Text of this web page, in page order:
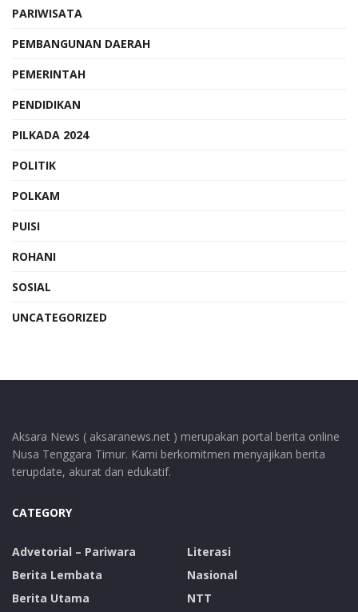
PARIWISATA
PEMBANGUNAN DAERAH
PEMERINTAH
PENDIDIKAN
PILKADA 2024
POLITIK
POLKAM
PUISI
ROHANI
SOSIAL
UNCATEGORIZED
Aksara News ( aksaranews.net ) merupakan portal berita online
Nusa Tenggara Timur. Kami berkomitmen menyajikan berita
terupdate, akurat dan edukatif.
CATEGORY
Advetorial – Pariwara
Berita Lembata
Berita Utama
Literasi
Nasional
NTT